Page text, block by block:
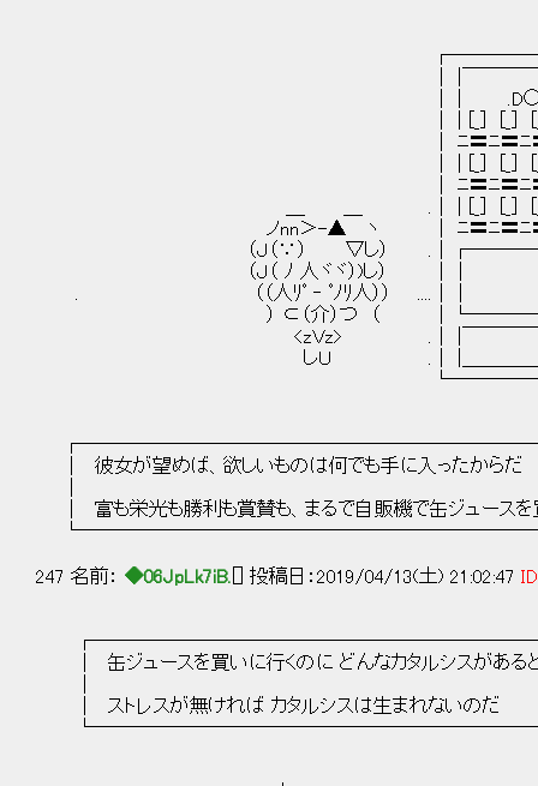
│ | .D○DO.
│ ﾆ〓ﾆ〓ﾆ〓ﾆ〓ﾆ
│ ﾆ〓ﾆ〓ﾆ〓ﾆ〓ﾆ
ノnn＞-▲ ヽ │ ﾆ〓ﾆ〓ﾆ〓ﾆ
（Ｊ（∵） ▽し）
（Ｊ（ ﾉ 人ヾヾ）)し）
. （（人ﾘﾟ ‐ ﾟﾉﾘ人））
） ⊂（介）つ （
<zＶz> .│ |￣￣￣￣￣￣
しＵ .│ |＿＿＿＿＿＿
│ 彼女が望めば、欲しいものは何でも手
│ 富も栄光も勝利も賞賛も、まるで自販機で缶ジュース
247 名前： ◆06JpLk7iB. [] 投稿日：2019/04/13(土) 21:02:47
│ 缶ジュースを買いに行くのに どんなカタルシスがあ
│ ストレスが無ければ カタルシスは生ま